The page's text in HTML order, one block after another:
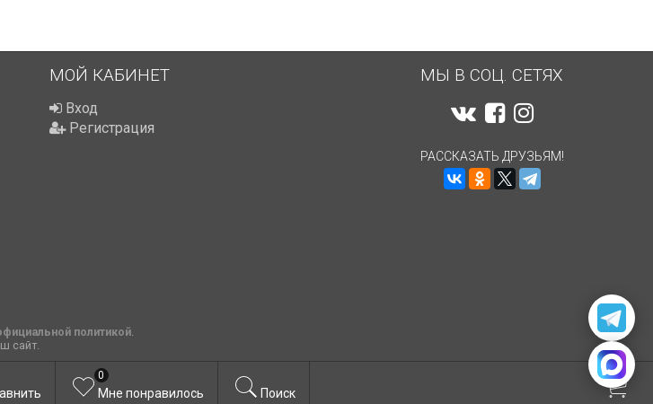
МОЙ КАБИНЕТ
Вход
Регистрация
МЫ В СОЦ. СЕТЯХ
РАССКАЗАТЬ ДРУЗЬЯМ!
политикой.
сайт.
Мне понравилось
0
Поиск